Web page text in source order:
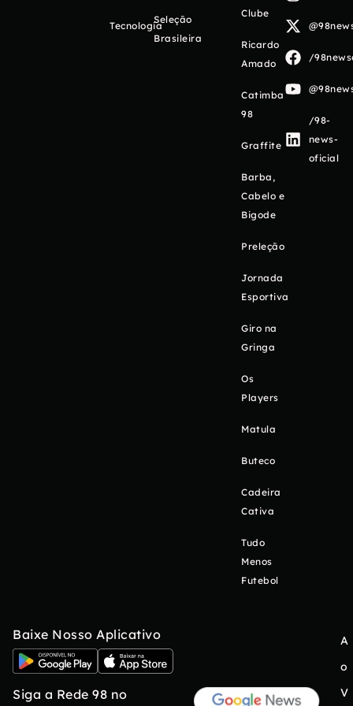
Tecnologia
Seleção
Brasileira
Clube
Ricardo
Amado
Catimba
98
Graffite
Barba,
Cabelo e
Bigode
Preleção
Jornada
Esportiva
Giro na
Gringa
Os
Players
Matula
Buteco
Cadeira
Cativa
Tudo
Menos
Futebol
/
/98-
news-
oficial
Baixe Nosso Aplicativo
Siga a Rede 98 no
A
o
V